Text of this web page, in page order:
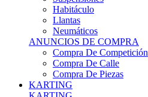
Habitáculo
Llantas
Neumáticos
ANUNCIOS DE COMPRA
Compra De Competición
Compra De Calle
Compra De Piezas
KARTING